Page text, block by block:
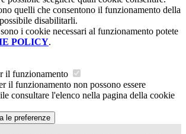
quelli che consentono il funzionamento della
disabilitarli.
i cookie necessari al funzionamento potete
POLICY.
il funzionamento
il funzionamento non possono essere
consultare l'elenco nella pagina della cookie
le preferenze